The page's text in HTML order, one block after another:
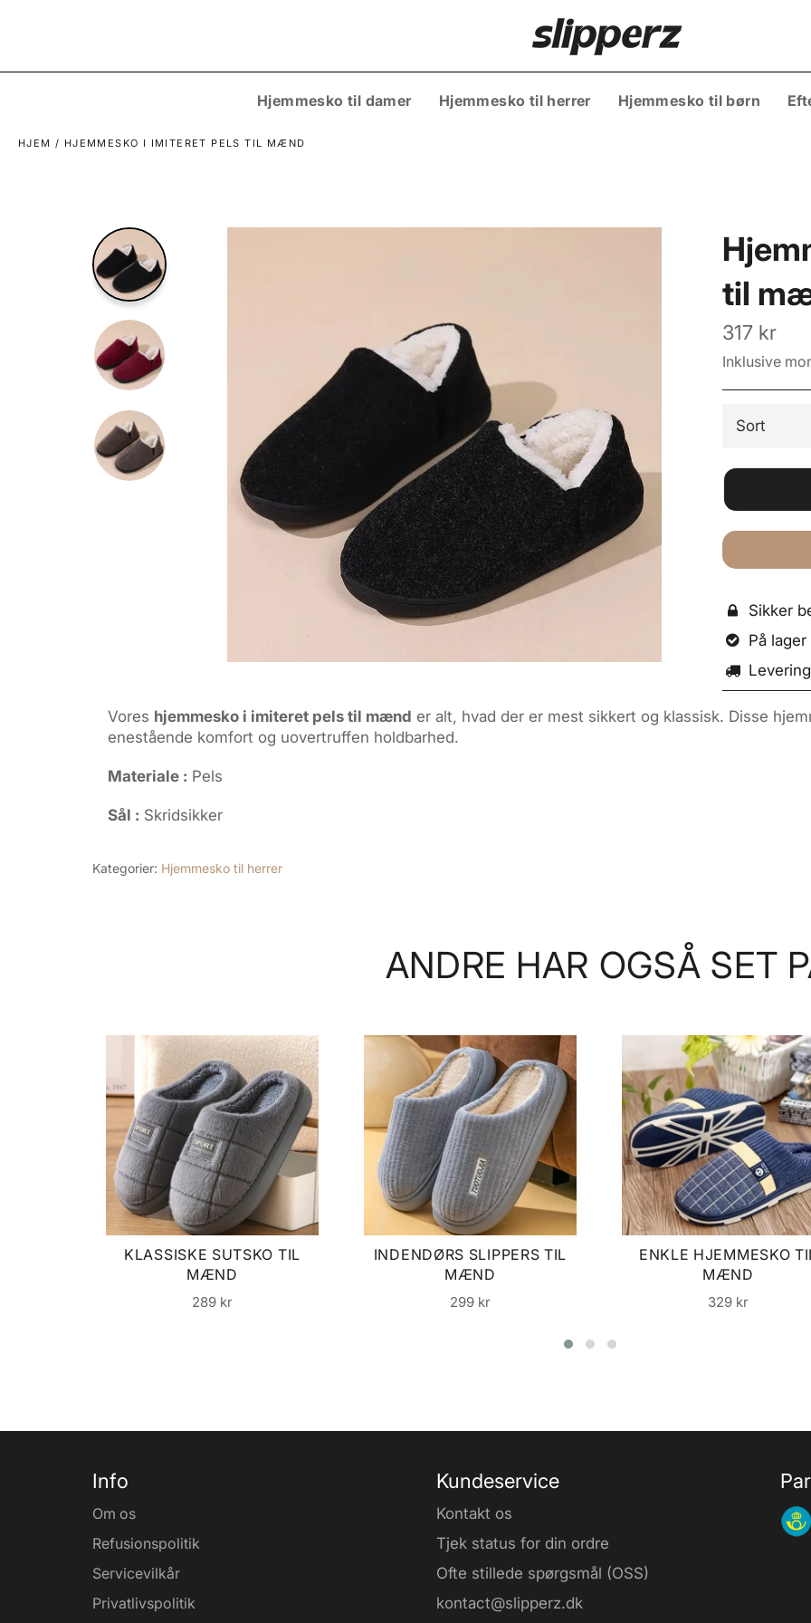
Hjemmesko til damer Hjemmesko til herrer Hjemmesko til børn
HJEM / HJEMMESKO I IMITERET PELS TIL MÆND
til
Normalpris
317 kr
Inklusive
 Sikker
 På

Vores hjemmesko i imiteret pels til mænd er alt, hvad der er mest sikkert og klassisk. Disse
enestående komfort og uovertruffen holdbarhed.
Materiale : Pels
Sål : Skridsikker
Kategorier: Hjemmesko til herrer
ANDRE HAR OGSÅ SET
KLASSISKE SUTSKO TIL
MÆND
Normalpris
289 kr
INDENDØRS SLIPPERS TIL
MÆND
Normalpris
299 kr
ENKLE HJEMMESKO
MÆND
Normalpris
329 kr
Info
Om os
Refusionspolitik
Servicevilkår
Privatlivspolitik
Kundeservice
Kontakt os
Tjek status for din ordre
Ofte stillede spørgsmål (OSS)
kontact@slipperz.dk